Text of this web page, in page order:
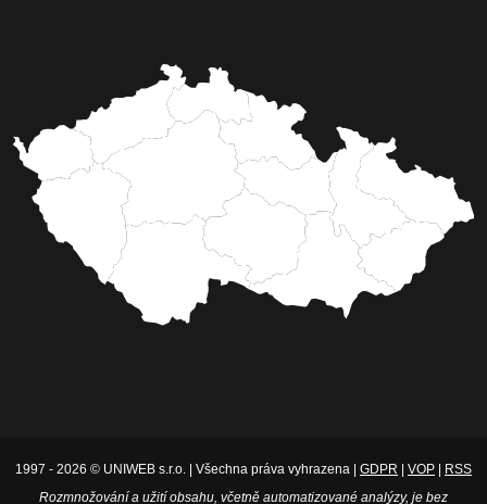
1997 - 2026 © UNIWEB s.r.o. | Všechna práva vyhrazena | GDPR VOP
RSS
Rozmnožování a užití obsahu, včetně automatizované analýzy, je bez